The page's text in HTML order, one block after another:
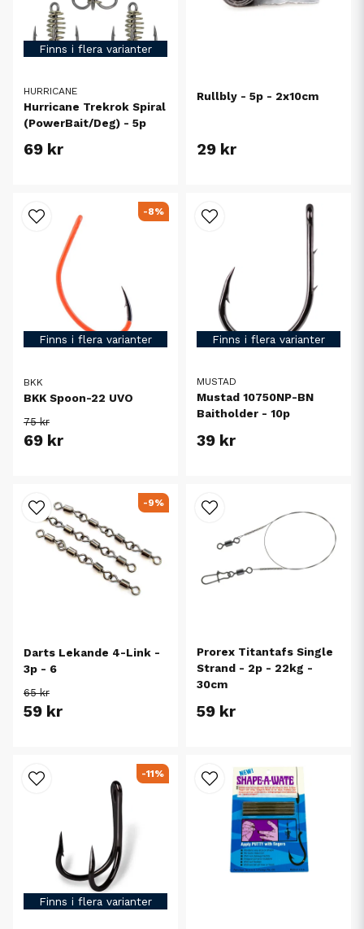
Finns i flera varianter
HURRICANE
Hurricane Trekrok Spiral
(PowerBait/Deg) - 5p
69 kr
Rullbly - 5p - 2x10cm
29 kr
Finns i flera varianter
BKK
BKK Spoon-22 UVO
75 kr
69 kr
-8%
Finns i flera varianter
MUSTAD
Mustad 10750NP-BN
Baitholder - 10p
39 kr
Darts Lekande 4-Link -
3p - 6
65 kr
59 kr
-9%
Prorex Titantafs Single
Strand - 2p - 22kg -
30cm
59 kr
Finns i flera varianter
-11%